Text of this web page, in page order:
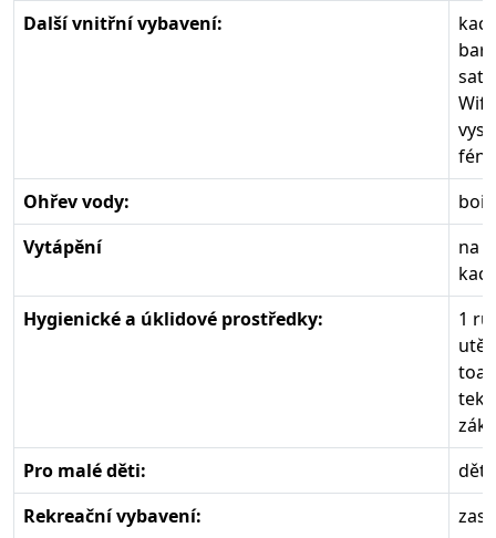
Další vnitřní vybavení:
Wifi
fén
Ohřev vody:
Vytápění
na
Hygienické a úklidové prostředky:
1
Pro malé děti:
Rekreační vybavení: